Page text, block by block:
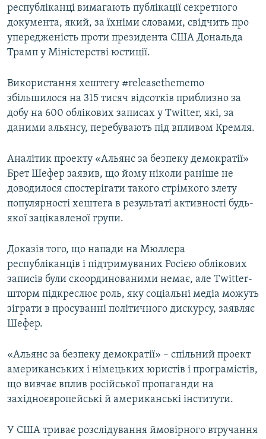
республіканці вимагають публікації секретного
документа, який, за їхніми словами, свідчить про
упередженість проти президента США Дональда
Трамп у Міністерстві юстиції.
Використання хештегу #releasethememo
збільшилося на 315 тисяч відсотків приблизно за
добу на 600 облікових записах у Twitter, які, за
даними альянсу, перебувають під впливом Кремля.
Аналітик проекту «Альянс за безпеку демократії»
Брет Шефер заявив, що йому ніколи раніше не
доводилося спостерігати такого стрімкого злету
популярності хештега в результаті активності будь-
якої зацікавленої групи.
Доказів того, що напади на Мюллера
республіканців і підтримуваних Росією облікових
записів були скоординованими немає, але Twitter-
шторм підкреслює роль, яку соціальні медіа можуть
зіграти в просуванні політичного дискурсу, заявляє
Шефер.
«Альянс за безпеку демократії» – спільний проект
американських і німецьких юристів і програмістів,
що вивчає вплив російської пропаганди на
західноєвропейські й американські інститути.
У США триває розслідування ймовірного втручання